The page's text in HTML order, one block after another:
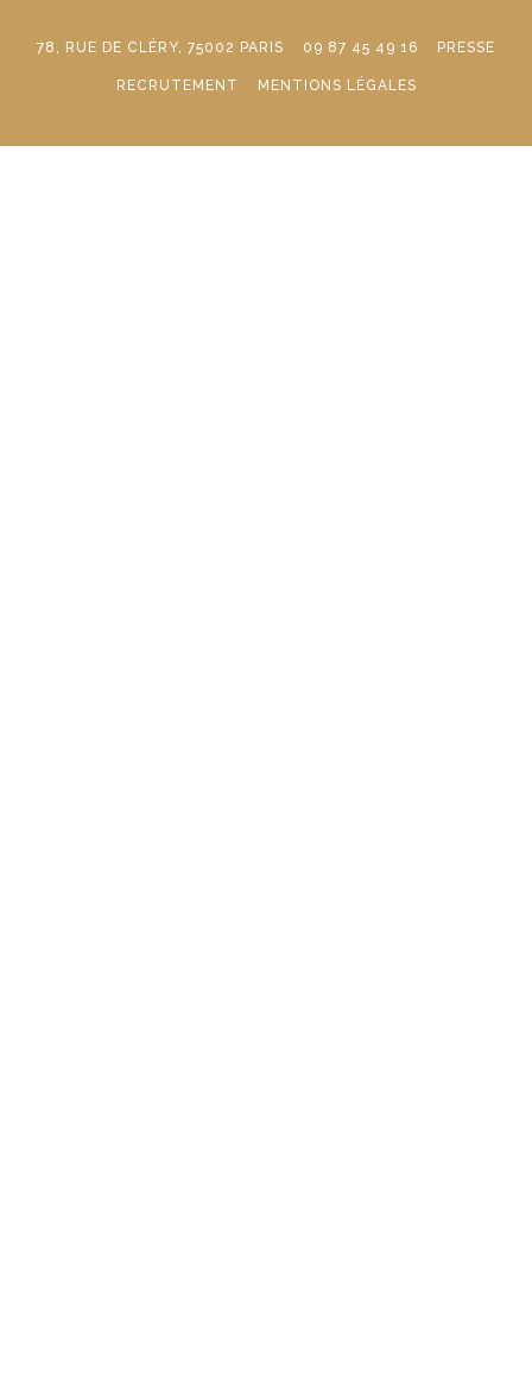
78, RUE DE CLÉRY, 75002 PARIS 09 87 45 49 16 PRESSE
RECRUTEMENT MENTIONS LÉGALES